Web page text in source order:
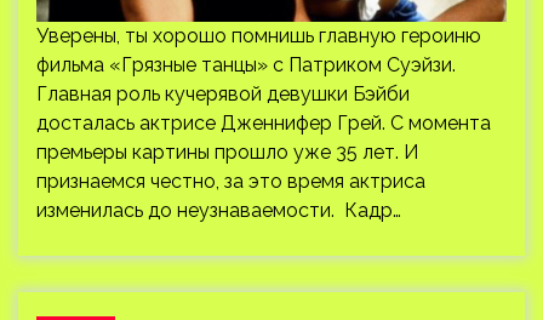
Уверены, ты хорошо помнишь главную героиню
фильма «Грязные танцы» с Патриком Суэйзи.
Главная роль кучерявой девушки Бэйби
досталась актрисе Дженнифер Грей. С момента
премьеры картины прошло уже 35 лет. И
признаемся честно, за это время актриса
изменилась до неузнаваемости. Кадр…